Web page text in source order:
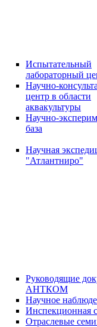
Испытательный
лабораторный
Научно-
центр в области
аквакультуры
Научно-
база
Научная
"Атлантниро"
Руководящие
АНТКОМ
Научное
Инспекционная
Отраслевые